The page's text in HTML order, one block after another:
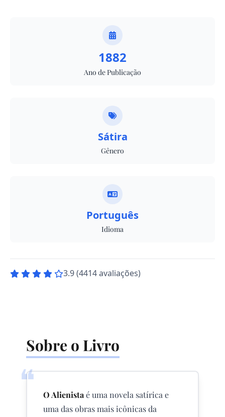
1882
Ano de Publicação
Sátira
Gênero
Português
Idioma
3.9 (4414 avaliações)
Sobre o Livro
❝ O Alienistaé uma novela satírica e
uma das obras mais icônicas da